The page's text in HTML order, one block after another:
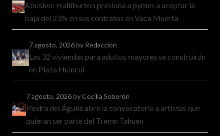
Abusivo: Halliburton presiona a pymes a aceptar la
baja del 23% en sus contratos en Vaca Muerta
7 agosto, 2026by Redacción
Las 32 viviendas para adultos mayores se construirán
en Plaza Huincul
7 agosto, 2026by Cecilia Soberón
Piedra del Águila abre la convocatoria a artistas que
quieran ser parte del Tremn Tahuen